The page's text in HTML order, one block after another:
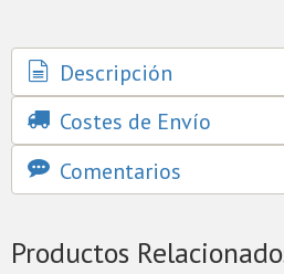
Descripción
Costes de Envío
Comentarios
Productos